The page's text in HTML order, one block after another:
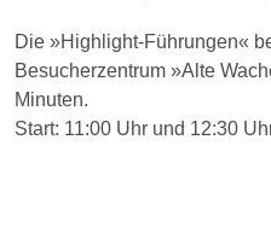
Die »Highlight-Führungen«
Besucherzentrum »Alte
Minuten.
Start: 11:00 Uhr und 12:30